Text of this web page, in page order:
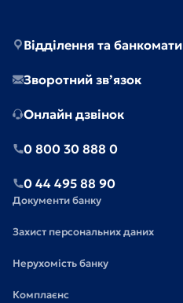
Відділення та банкомати
Зворотний зв’язок
Онлайн дзвінок
0 800 30 888 0
0 44 495 88 90
Документи банку
Захист персональних даних
Нерухомість банку
Комплаєнс